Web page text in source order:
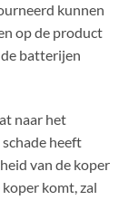
kunnen
op de product
batterijen
naar het
heeft
van de koper
komt, zal